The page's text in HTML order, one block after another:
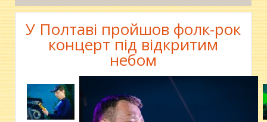
У Полтаві пройшов фолк-рок
концерт під відкритим
небом